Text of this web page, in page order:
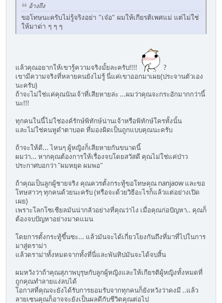
อ้างถึง
ขอโทษนะครับไม่รู้จริงอย่า "เจ๋อ" ผมให้เกียรติเพศแม่ แต่ไม่ใช่
ให้มาด่า ๆ ๆ ๆ
แล้วคุณอยากให้เขารู้ความจริงมั้ยละครับ!!!!
?
เขามีความจริงที่หลายคนยังไม่รู้ นี่แค่เขาออกมาเผย(ประจานตัวเอง
นะครับ)
ถ้าจะไม่ใช่แค่คุณนันเจ้าที่เสียหายล่ะ ...ผมว่าคุณจะกระอักมากกว่านี้
นะ!!!
ทุกคนในนี้ไม่ใช่องค์รักษ์พิทักษ์น่านเจ้าหรือพิทักษ์ใครทั้งนั้น
และไม่ใช่คนหูดำตาบอด ที่มองผิดเป็นถูกแบบคุณนะครับ
ถ้าจะให้ดี... ไหนๆ ผู้หญิงก็เสียหายกันขนาดนี้
ผมว่า... หากคุณต้องการให้เรื่องจบโดยสวัสดี คุณไม่ใช่แค่ป่าว
ประกาศบอกว่า "ผมหยุด ผมพอ"
ถ้าคุณเป็นลูกผู้ชายจริง คุณควรตั้งกระทู้ขอโทษคุณ nanjaow และขอ
โทษสาวๆ ทุกคนด้วยนะครับ (หรือจะด้วยวิธีอะไรก็แล้วแต่อย่างเปิด
เผย)
เพราะโลกโซเชียลมันน่ากลัวอย่างที่คุณว่าไง เมื่อคุณก่อปัญหา.. คุณก็
ต้องจบปัญหาอย่างมาดแมน
โดยการตั้งกระทู้ขึ้นซะ... แล้วมันจะได้เกี่ยวโยงกันถึงที่มาที่ไปในการ
มาสู่ดราม่า
แล้วดราม่าทั้งหมดจากทั้งที่นี่และพันทิปมันจะได้จบสิ้น
ผมหวังว่าถ้าคุณสุภาพบุรุษกับลูกผู้หญิงและให้เกียรติผู้หญิงทั้งหมดที่
ถูกคุณทำลายแง่ลบได้
โอกาสที่คุณจะยังได้รับการยอมรับจากทุกคนก็ยังหวังว่าคงมี ..แล้ว
ลายเซนคุณก็อาจจะยังเป็นผลดีกับชีวิตคุณต่อไป